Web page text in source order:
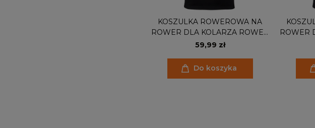
KOSZULKA ROWEROWA NA
ROWER DLA KOLARZA ROWER
EDUCATION IS
59,99 zł
Do koszyka
ROWER